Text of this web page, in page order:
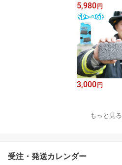
5,980円
3,000円
もっと見る
受注・発送カレンダー